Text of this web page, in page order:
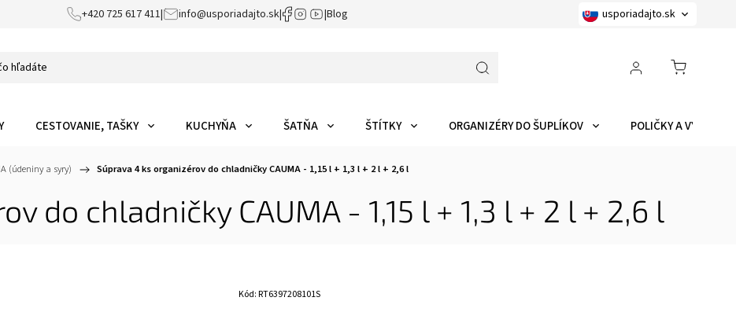
+420 725 617 411| info@usporiadajto.sk| |Blog usporiadajto.sk
CESTOVANIE, TAŠKY KUCHYŇA ŠATŇA ŠTÍTKY ORGANIZÉRY DO ŠUPLÍKOV POLIČKY A
(údeniny a syry) / Súprava 4 ks organizérov do chladničky CAUMA - 1,15 l + 1,3 l + 2 l + 2,6 l
do chladničky CAUMA - 1,15 l + 1,3 l + 2 l + 2,6 l
Kód:RT6397208101S